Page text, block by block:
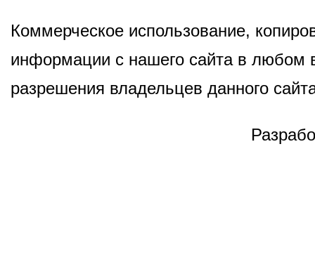
Коммерческое использование,
информации с нашего сайта в любом
разрешения владельцев данного